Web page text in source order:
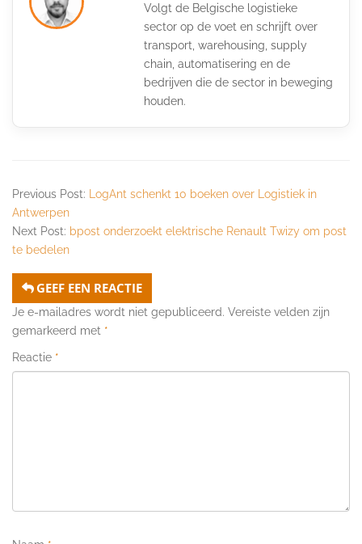
Volgt de Belgische logistieke
sector op de voet en schrijft over
transport, warehousing, supply
chain, automatisering en de
bedrijven die de sector in beweging
houden.
Previous Post:
LogAnt schenkt 10 boeken over Logistiek in
Antwerpen
Next Post: bpost onderzoekt elektrische Renault Twizy om post
te bedelen
GEEF EEN REACTIE
Je e-mailadres wordt niet gepubliceerd. Vereiste velden zijn
gemarkeerd met *
Reactie *